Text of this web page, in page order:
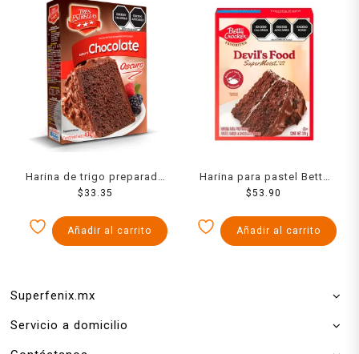
Harina de trigo preparada
Tres Estrellas para pastel
432 g
$ 33.35
Añadir al carrito
Harina para pastel Betty
Crocker sabor chocolate
$53.90
Añadir al carrito
Superfenix.mx
Servicio a domicilio